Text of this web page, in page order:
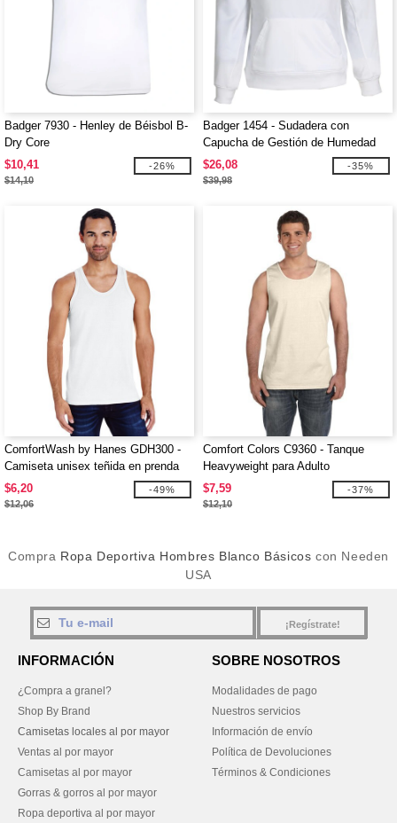
Badger 7930 - Henley de Béisbol B-
Dry Core
$10,41
$14,10
-26%
Badger 1454 - Sudadera con
Capucha de Gestión de Humedad
BT5
$26,08
$39,98
-35%
ComfortWash by Hanes GDH300 -
Camiseta unisex teñida en prenda
$6,20
$12,06
-49%
Comfort Colors C9360 - Tanque
Heavyweight para Adulto
$7,59
$12,10
-37%
Compra Ropa Deportiva Hombres Blanco Básicos con Needen
USA
¡Regístrate!
INFORMACIÓN
¿Compra a granel?
Shop By Brand
Camisetas locales al por mayor
Ventas al por mayor
Camisetas al por mayor
Gorras & gorros al por mayor
Ropa deportiva al por mayor
SOBRE NOSOTROS
Modalidades de pago
Nuestros servicios
Información de envío
Política de Devoluciones
Términos & Condiciones